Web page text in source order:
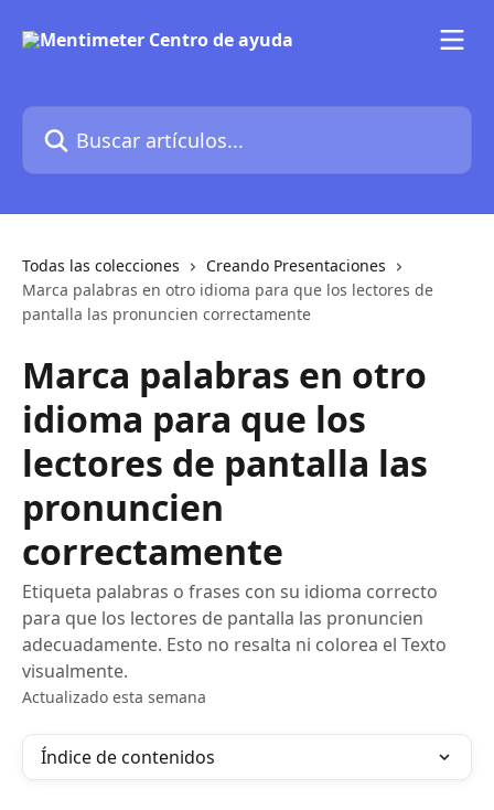
Buscar artículos...
Todas las colecciones
Creando Presentaciones
Marca palabras en otro idioma para que los lectores de
pantalla las pronuncien correctamente
Marca palabras en otro
idioma para que los
lectores de pantalla las
pronuncien
correctamente
Etiqueta palabras o frases con su idioma correcto
para que los lectores de pantalla las pronuncien
adecuadamente. Esto no resalta ni colorea el Texto
visualmente.
Actualizado esta semana
Índice de contenidos